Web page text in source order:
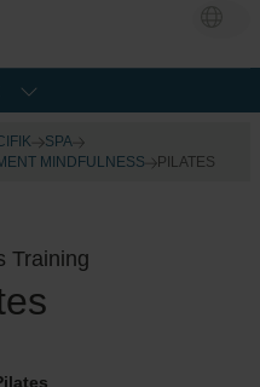
SPA
MINDFULNESS PILATES
Training